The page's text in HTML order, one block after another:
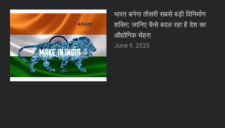
भारत बनेगा तीसरी सबसे बड़ी विनिर्माण
शक्ति: जानिए कैसे बदल रहा है देश का
औद्योगिक चेहरा
June 9, 2025